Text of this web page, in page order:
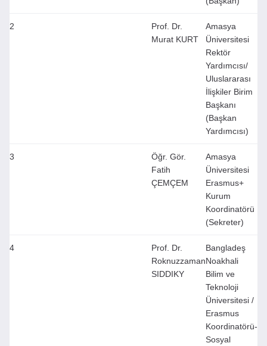
2
Prof. Dr.
Murat KURT
Amasya
Üniversitesi
Rektör
Yardımcısı/
Uluslararası
İlişkiler Birim
Başkanı
(Başkan
Yardımcısı)
3
Öğr. Gör.
Fatih
ÇEMÇEM
Amasya
Üniversitesi
Erasmus+
Kurum
Koordinatörü
(Sekreter)
4
Prof. Dr.
Roknuzzaman
SIDDIKY
Bangladeş
Noakhali
Bilim ve
Teknoloji
Üniversitesi /
Erasmus
Koordinatörü-
Sosyal